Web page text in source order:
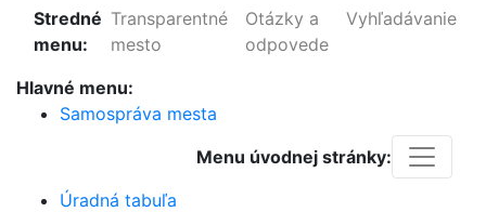
Stredné
menu:
Transparentné
mesto
Otázky a
odpovede
Vyhľadávanie
Hlavné menu:
Samospráva mesta
Menu úvodnej stránky:
Úradná tabuľa